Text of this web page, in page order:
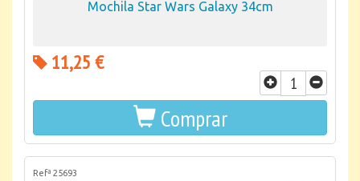
Mochila Star Wars Galaxy 34cm
11,25 €
Comprar
Refª 25693